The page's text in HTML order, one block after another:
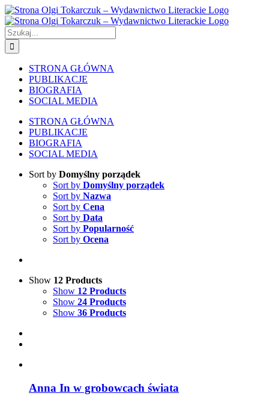
Skip
to
content
Szukaj
STRONA GŁÓWNA
PUBLIKACJE
BIOGRAFIA
SOCIAL MEDIA
STRONA GŁÓWNA
PUBLIKACJE
BIOGRAFIA
SOCIAL MEDIA
Sort by Domyślny porządek
Sort by Domyślny porządek
Sort by Nazwa
Sort by Cena
Sort by Data
Sort by Popularność
Sort by Ocena
Show 12 Products
Show 12 Products
Show 24 Products
Show 36 Products
Anna In w grobowcach świata